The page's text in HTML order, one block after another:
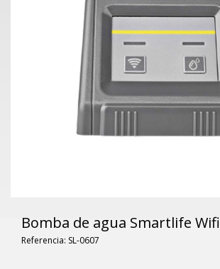
Bomba de agua Smartlife Wifi
Referencia: SL-0607